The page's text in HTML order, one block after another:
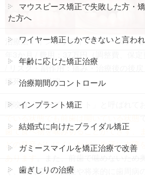
治療法：インビザラインファースト /
年3か月 / 費用：37万円（調整費、保定
/ リスク・副作用：痛み・治療後の後
壊死・歯肉退縮
開咬は「オープンバイト」と呼ばれてお
でいる状態でも前歯は開いている状態
歯で食べ物を噛み切ることができず、
どの発音がしにくいなど、生活に支障
あります
。また、前歯で噛めないため
く、顎関節への負担や将来的に歯周病
マウスピース矯正で失敗した方・
た方へ
ワイヤー矯正しかできないと言わ
年齢に応じた矯正治療
治療期間のコントロール
インプラント矯正
結婚式に向けたブライダル矯正
ガミースマイルを矯正治療で改善
歯ぎしりの治療